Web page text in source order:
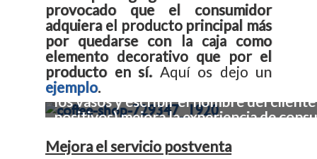
provocado que el consumidor
adquiera el producto principal más
por quedarse con la caja como
elemento decorativo que por el
producto en sí.Aquí os dejo un
ejemplo.
Una modificación de producto muy
los vasos y escribir el nombre del
positivos) mejora la experiencia de
Mejora el servicio postventa